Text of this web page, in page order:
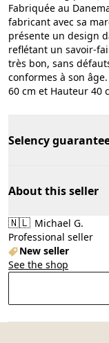
Fabriquée au
fabricant avec sa
présente un design
reflétant un savoir-
très bon, sans
conformes à son
60 cm et Hauteur 40
Selency
About this seller
🇳🇱 Michael G.
Professional seller
New seller
See the shop